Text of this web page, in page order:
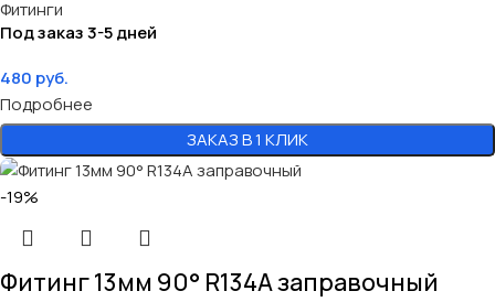
Фитинги
Под заказ 3-5 дней
480 руб.
Подробнее
ЗАКАЗ В 1 КЛИК
-19%
Фитинг 13мм 90° R134A заправочный